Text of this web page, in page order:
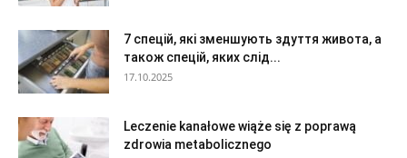
7 спецій, які зменшують здуття живота, а
також спецій, яких слід...
17.10.2025
Leczenie kanałowe wiąże się z poprawą
zdrowia metabolicznego